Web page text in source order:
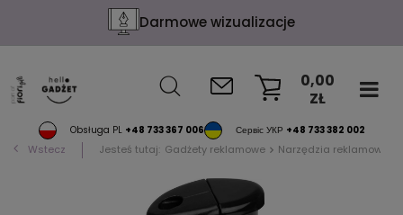
Darmowe wizualizacje
Obsługa PL +48 733 367 006 Сервіс УКР +48 733 382 002
0,00
ZŁ
Wstecz Jesteś tutaj: Gadżety reklamowe Narzędzia reklamowe